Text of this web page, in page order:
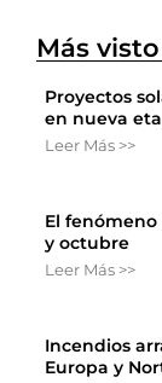
Más visto
Proyectos
en nueva
Leer Más >>
El
y octubre
Leer Más >>
Incendios
Europa y